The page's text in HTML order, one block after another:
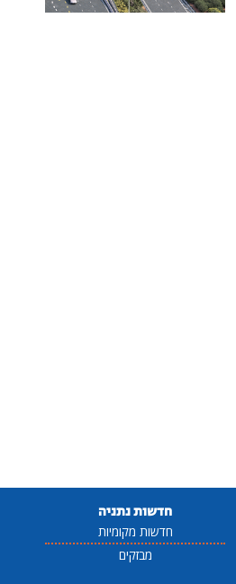
חדשות נתניה
חדשות מקומיות
מבזקים